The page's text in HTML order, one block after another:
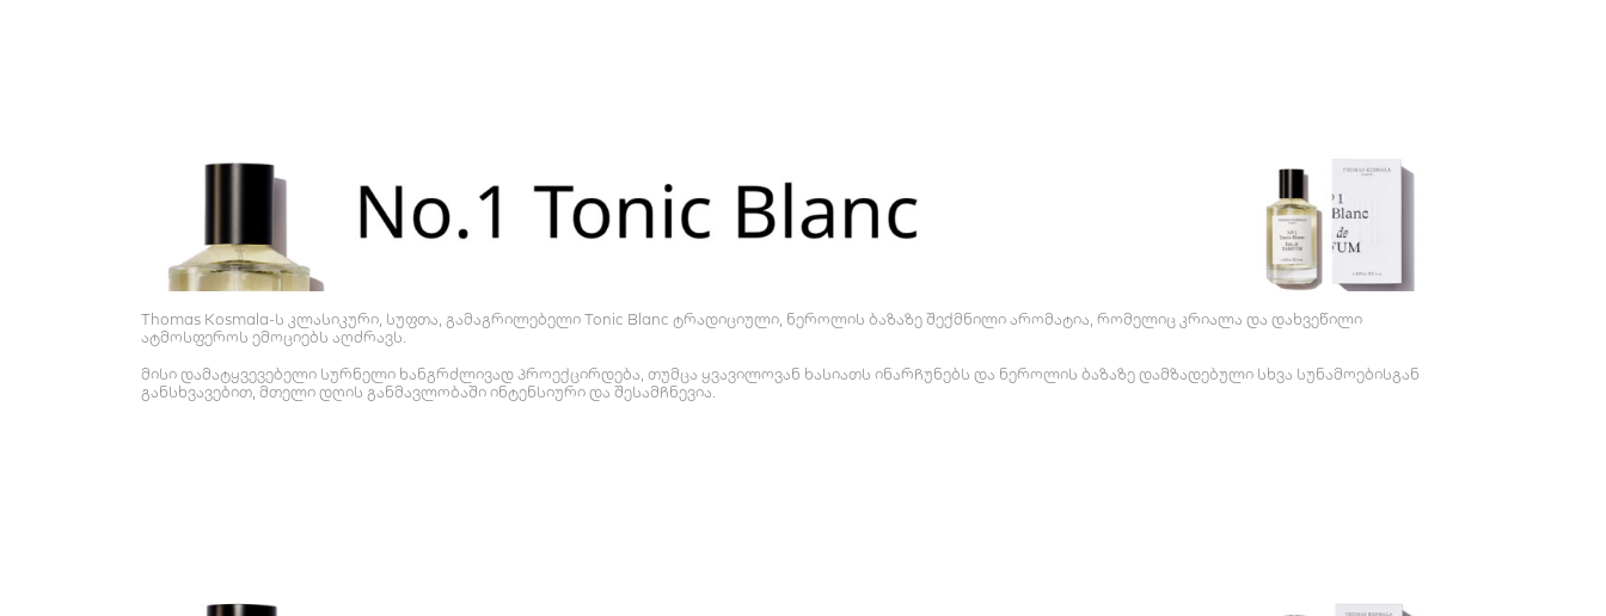
Thomas Kosmala-ს კლასიკური, სუფთა, გამაგრილებელი Tonic Blanc ტრადიციული, ნეროლის ბაზაზე შექმნილი არომატია, რომელიც კრიალა და დახვეწილი
ატმოსფეროს ემოციებს აღძრავს.
მისი დამატყვევებელი სურნელი ხანგრძლივად პროექცირდება, თუმცა ყვავილოვან ხასიათს ინარჩუნებს და ნეროლის ბაზაზე დამზადებული სხვა სუნამოებისგან
განსხვავებით, მთელი დღის განმავლობაში ინტენსიური და შესამჩნევია.